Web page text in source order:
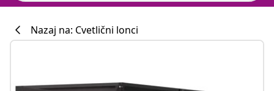
Nazaj na: Cvetlični lonci